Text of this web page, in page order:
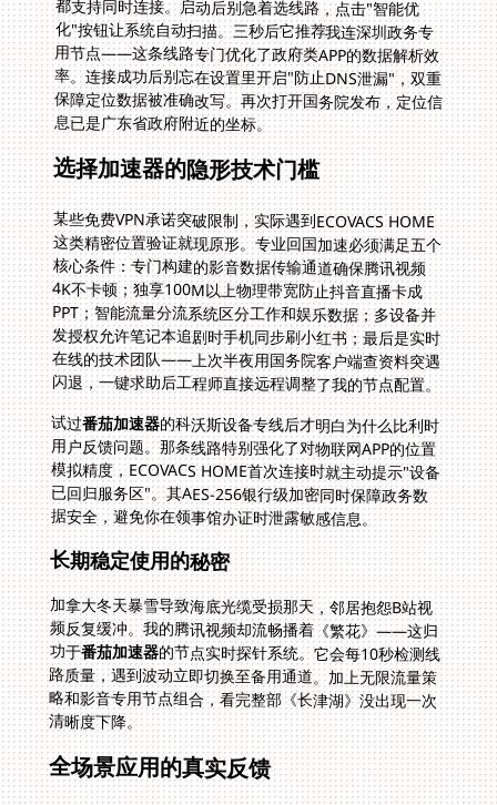
息已是广东省政府附近的坐标。
选择加速器的隐形技术门槛
某些免费VPN承诺突破限制，实际遇到ECOVACS HOME
这类精密位置验证就现原形。专业回国加速必须满足五个
核心条件：专门构建的影音数据传输通道确保腾讯视频
4K不卡顿；独享100M以上物理带宽防止抖音直播卡成
PPT；智能流量分流系统区分工作和娱乐数据；多设备并
发授权允许笔记本追剧时手机同步刷小红书；最后是实时
在线的技术团队——上次半夜用国务院客户端查资料突遇
闪退，一键求助后工程师直接远程调整了我的节点配置。
试过番茄加速器的科沃斯设备专线后才明白为什么比利时
用户反馈问题。那条线路特别强化了对物联网APP的位置
模拟精度，ECOVACS HOME首次连接时就主动提示"设备
已回归服务区"。其AES-256银行级加密同时保障政务数
据安全，避免你在领事馆办证时泄露敏感信息。
长期稳定使用的秘密
加拿大冬天暴雪导致海底光缆受损那天，邻居抱怨B站视
频反复缓冲。我的腾讯视频却流畅播着《繁花》——这归
功于番茄加速器的节点实时探针系统。它会每10秒检测线
路质量，遇到波动立即切换至备用通道。加上无限流量策
略和影音专用节点组合，看完整部《长津湖》没出现一次
清晰度下降。
全场景应用的真实反馈